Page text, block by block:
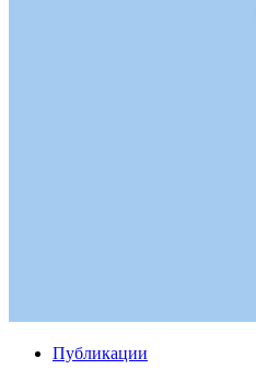
Публикации